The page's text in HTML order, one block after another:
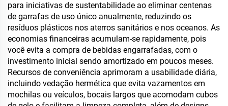
para iniciativas de sustentabilidade ao eliminar centenas
de garrafas de uso único anualmente, reduzindo os
resíduos plásticos nos aterros sanitários e nos oceanos. As
economias financeiras acumulam-se rapidamente, pois
você evita a compra de bebidas engarrafadas, com o
investimento inicial sendo amortizado em poucos meses.
Recursos de conveniência aprimoram a usabilidade diária,
incluindo vedação hermética que evita vazamentos em
mochilas ou veículos, bocais largos que acomodam cubos